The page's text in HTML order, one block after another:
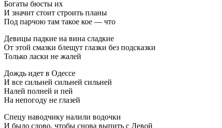
Богаты бюсты их
И значит стоит строить планы
Под парчою там такое кое — что
Девицы падкие на вина сладкие
От этой смазки блещут глазки без подсказки
Только ласки не жалей
Дождь идет в Одессе
И все сильней сильней сильней
Налей полней и пей
На непогоду не глазей
Спецу наводчику налили водочки
И было слово, чтобы снова выпить с Левой